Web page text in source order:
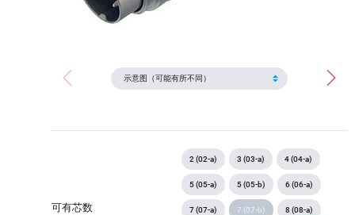
可有芯数
2 (02-a) 3 (03-a) 4 (04-a)
5 (05-a) 5 (05-b) 6 (06-a)
7 (07-a) 7 (07-b) 8 (08-a)